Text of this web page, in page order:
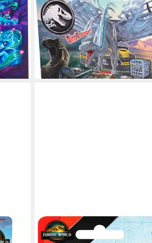
Spiel Jurassic World Cage Breaker,
Familienspiel
24,98 € UVP29,99 €
-17%
lieferbar - in 1-2 Werktagen bei dir
MATTEL GAMES
Spiel Jurassic World Rebirth, UNO,